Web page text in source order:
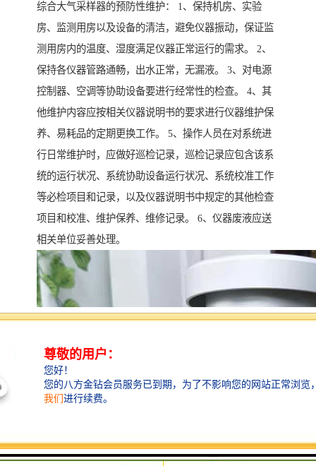
综合大气采样器的预防性维护： 1、保持机房、实验
房、监测用房以及设备的清洁，避免仪器振动，保证监
测用房内的温度、湿度满足仪器正常运行的需求。 2、
保持各仪器管路通畅，出水正常，无漏液。 3、对电源
控制器、空调等协助设备要进行经常性的检查。 4、其
他维护内容应按相关仪器说明书的要求进行仪器维护保
养、易耗品的定期更换工作。 5、操作人员在对系统进
行日常维护时，应做好巡检记录，巡检记录应包含该系
统的运行状况、系统协助设备运行状况、系统校准工作
等必检项目和记录，以及仪器说明书中规定的其他检查
项目和校准、维护保养、维修记录。 6、仪器废液应送
相关单位妥善处理。